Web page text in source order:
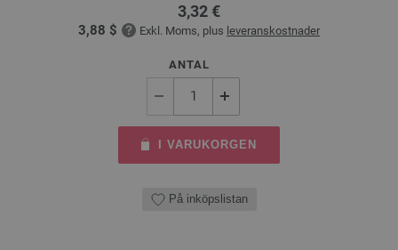
3,32 €
3,88 $ Exkl. Moms, plus leveranskostnader
ANTAL
I VARUKORGEN
På inköpslistan